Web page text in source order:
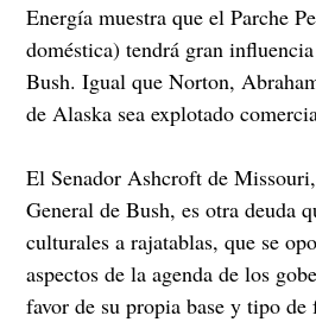
Energía muestra que el Parche
doméstica) tendrá gran
Bush. Igual que Norton,
de Alaska sea explotado
El Senador Ashcroft de
General de Bush, es otra deuda
culturales a rajatablas, que se
aspectos de la agenda de los
favor de su propia base y tipo